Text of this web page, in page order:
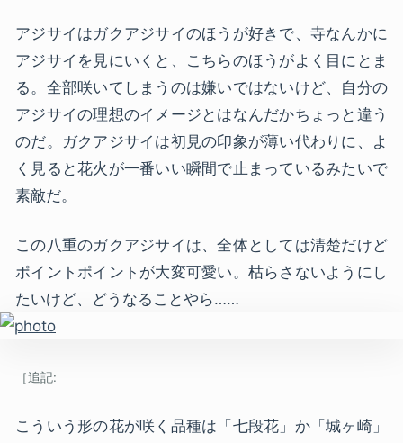
アジサイはガクアジサイのほうが好きで、寺なんかに
アジサイを見にいくと、こちらのほうがよく目にとま
る。全部咲いてしまうのは嫌いではないけど、自分の
アジサイの理想のイメージとはなんだかちょっと違う
のだ。ガクアジサイは初見の印象が薄い代わりに、よ
く見ると花火が一番いい瞬間で止まっているみたいで
素敵だ。
この八重のガクアジサイは、全体としては清楚だけど
ポイントポイントが大変可愛い。枯らさないようにし
たいけど、どうなることやら……
こういう形の花が咲く品種は「七段花」か「城ヶ崎」